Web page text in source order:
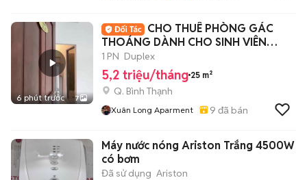
6 phút trước 7
CHO THUÊ PHÒNG GÁC
THOÁNG DÀNH CHO SINH VIÊN
HUTECH, GTVT, FTU
1 PN Duplex
5,2 triệu/tháng 25 m²
Q. Bình Thạnh
Xuân Long Aparment 9 đã bán
Máy nước nóng Ariston Trắng 4500W
có bơm
Đã sử dụng Ariston